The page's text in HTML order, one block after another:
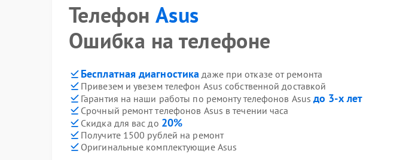
Телефон Asus
Ошибка на телефоне
Бесплатная диагностика даже при отказе от ремонта
Привезем и увезем телефон Asus собственной доставкой
Гарантия на наши работы по ремонту телефонов Asus до 3-х лет
Срочный ремонт телефонов Asus в течении часа
Скидка для вас до 20%
Получите 1500 рублей на ремонт
Оригинальные комплектующие Asus